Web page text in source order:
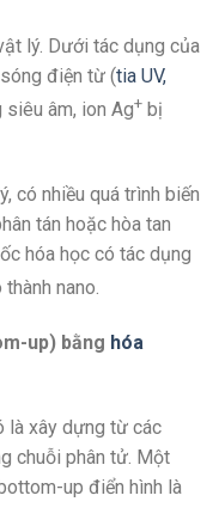
lý. Dưới tác dụng của
điện từ (tia UV,
siêu âm, ion Ag+ bị
có nhiều quá trình biến
tán hoặc hòa tan
hóa học có tác dụng
nano.
up) bằng hóa
là xây dựng từ các
chuỗi phân tử. Một
up điển hình là